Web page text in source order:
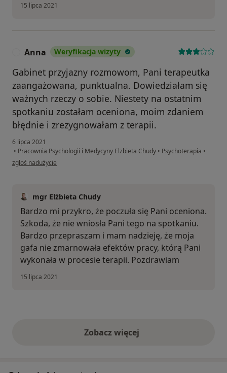
15 lipca 2021
Anna Weryfikacja wizyty
Gabinet przyjazny rozmowom, Pani terapeutka
zaangażowana, punktualna. Dowiedziałam się
ważnych rzeczy o sobie. Niestety na ostatnim
spotkaniu zostałam oceniona, moim zdaniem
błędnie i zrezygnowałam z terapii.
6 lipca 2021
• Pracownia Psychologii i Medycyny Elżbieta Chudy • Psychoterapia •
w opinii użytkownika Anna
zgłoś nadużycie
mgr Elżbieta Chudy
Bardzo mi przykro, że poczuła się Pani oceniona.
Szkoda, że nie wniosła Pani tego na spotkaniu.
Bardzo przepraszam i mam nadzieję, że moja
gafa nie zmarnowała efektów pracy, którą Pani
wykonała w procesie terapii. Pozdrawiam
15 lipca 2021
Zobacz więcejopinie powyżej